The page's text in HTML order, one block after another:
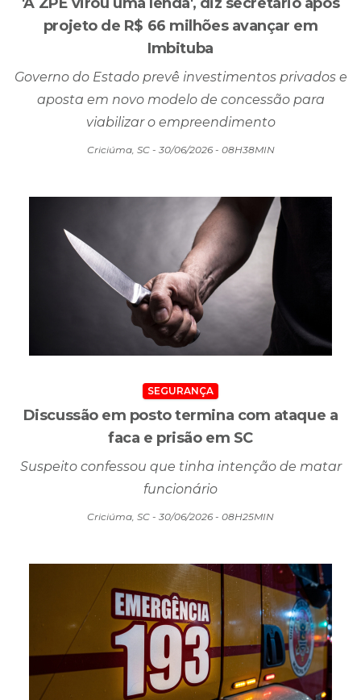
ECONOMIA
'A ZPE virou uma lenda', diz secretário após
projeto de R$ 66 milhões avançar em
Imbituba
Governo do Estado prevê investimentos privados e
aposta em novo modelo de concessão para
Criciúma, SC - 30/06/2026 - 08H38MIN
SEGURANÇA
Discussão em posto termina com ataque a
faca e prisão em SC
Suspeito confessou que tinha intenção de matar
Criciúma, SC - 30/06/2026 - 08H25MIN